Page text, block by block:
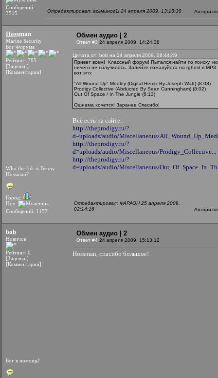
Сообщений:
3515
Отредактировал: асьминогЪ 24 апреля 2009, 13:15:30
Hossman
Marine Security
Бог Форума
Рейтинг: 785
[Заценки]
[Комментарии]
Who the fuk is Benny
Hossman?
Город:
Пол:
Сообщений: 1157
Обмен аудио | 2
Ответ #3 24 апреля 2009, 14:24:38
Цитата от: bob на 24 апреля 2009, 08:44:49
Привет всем!
Классный форум! Пытался найти по поиску, но
ничего не получилось. Залейте пожалуйста на rghost в MP3
вот это:
"All Wound Up" Medley (Digital Remix By Joseph Watt) (8:03)
Prodigy Collective (Abducted By Sean Cunningham) (8:02)
Out Of Space / In The Jungle (6:13)
Ошнама хочется! Заранее Спасибо!
Всё есть на сайте:
http://theprodigy.ru/?
d=uploads/audio/Miscellaneous/
http://theprodigy.ru/?
d=uploads/audio/Miscellaneous/Prodigy_Collective...
http://theprodigy.ru/?
d=uploads/audio/Miscellaneous/
Отредактировал: ФАРАОН 25 апреля 2009,
02:14:16
bob
Новичок
Рейтинг: 0
[Заценки]
[Комментарии]
Бог в помощь!
Обмен аудио | 2
Ответ #4 24 апреля 2009, 15:13:12
Hossman, спасибо большое!